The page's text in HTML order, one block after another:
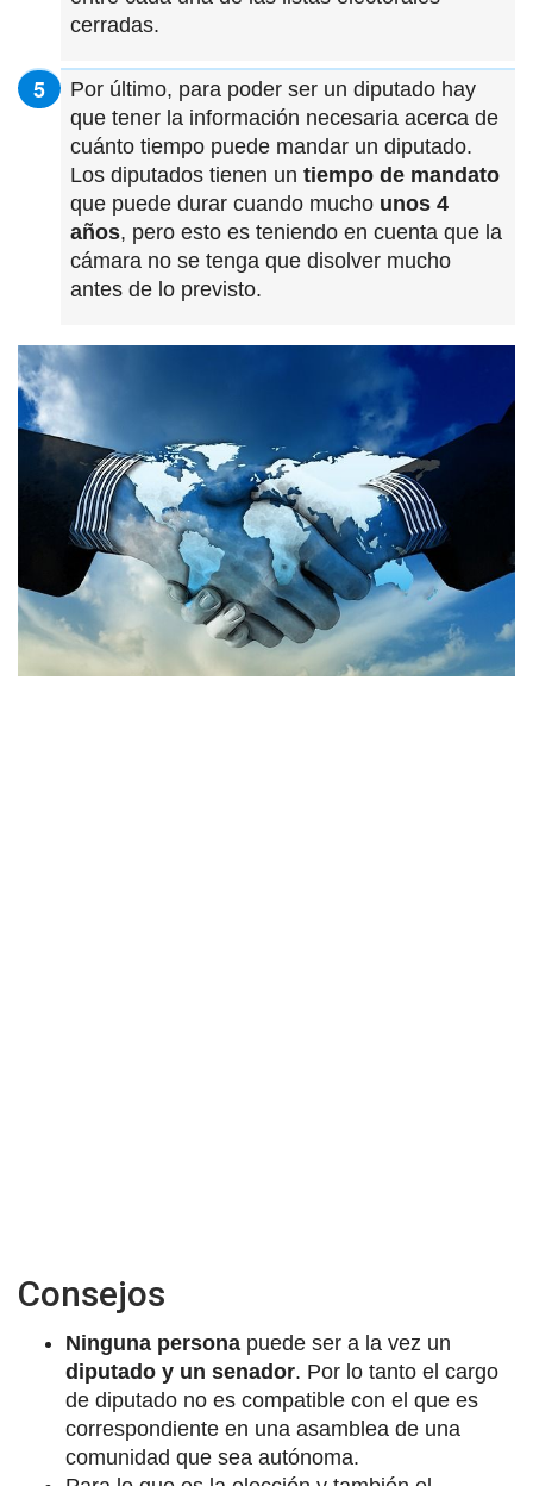
cerradas.
Por último, para poder ser un diputado hay
que tener la información necesaria acerca de
cuánto tiempo puede mandar un diputado.
Los diputados tienen un tiempo de mandato
que puede durar cuando mucho unos 4
años, pero esto es teniendo en cuenta que la
cámara no se tenga que disolver mucho
antes de lo previsto.
Consejos
Ninguna persona puede ser a la vez un
diputado y un senador. Por lo tanto el cargo
de diputado no es compatible con el que es
correspondiente en una asamblea de una
comunidad que sea autónoma.